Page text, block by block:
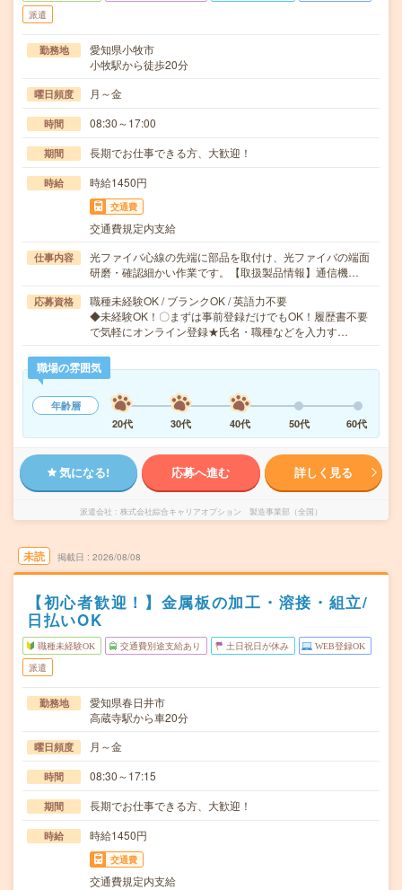
派遣
勤務地
愛知県小牧市
小牧駅から徒歩20分
曜日頻度 月～金
時間 08:30～17:00
期間 長期でお仕事できる方、大歓迎！
時給 時給1450円
交通費
交通費規定内支給
仕事内容
光ファイバ心線の先端に部品を取付け、光ファイバの端面
研磨・確認細かい作業です。【取扱製品情報】通信機…
応募資格
職種未経験OK / ブランクOK / 英語力不要
◆未経験OK！〇まずは事前登録だけでもOK！履歴書不要
で気軽にオンライン登録★氏名・職種などを入力す…
職場の雰囲気
年齢層
20代
30代 40代 50代 60代
気になる! 応募へ進む 詳しく見る
派遣会社 株式会社綜合キャリアオプション 製造事業部（全国）
未読 掲載日 2026/08/08
【初心者歓迎！】金属板の加工・溶接・組立/
日払いOK
職種未経験OK 交通費別途支給あり 土日祝日が休み WEB登録OK
派遣
勤務地
愛知県春日井市
高蔵寺駅から車20分
曜日頻度 月～金
時間 08:30～17:15
期間 長期でお仕事できる方、大歓迎！
時給 時給1450円
交通費
交通費規定内支給